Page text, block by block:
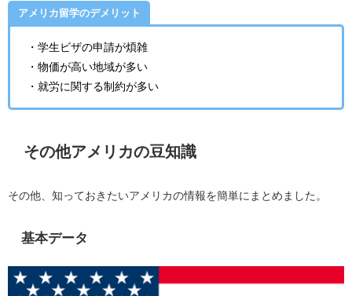
アメリカ留学のデメリット
・学生ビザの申請が煩雑
・物価が高い地域が多い
・就労に関する制約が多い
その他アメリカの豆知識
その他、知っておきたいアメリカの情報を簡単にまとめました。
基本データ